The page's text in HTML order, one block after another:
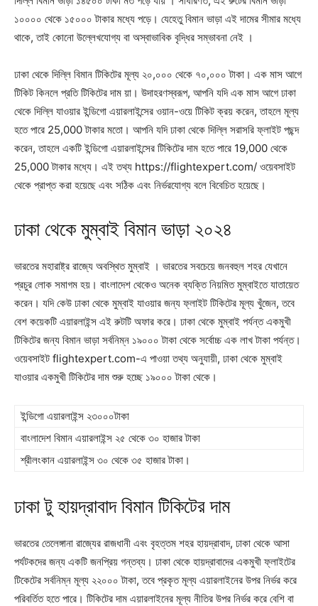
১০০০০ থেকে ১৫০০০ টাকার মধ্যে পড়ে। যেহেতু বিমান ভাড়া এই দামের সীমার মধ্যে
থাকে, তাই কোনো উল্লেখযোগ্য বা অস্বাভাবিক বৃদ্ধির সম্ভাবনা নেই ।
ঢাকা থেকে দিল্লি বিমান টিকিটের মূল্য ২০,০০০ থেকে ৭০,০০০ টাকা। এক মাস আগে
টিকিট কিনলে প্রতি টিকিটের দাম য়া। উদাহরণস্বরূপ, আপনি যদি এক মাস আগে ঢাকা
থেকে দিল্লি যাওয়ার ইন্ডিগো এয়ারলাইন্সের ওয়ান-ওয়ে টিকিট ক্রয় করেন, তাহলে মূল্য
হতে পারে 25,000 টাকার মতো। আপনি যদি ঢাকা থেকে দিল্লি সরাসরি ফ্লাইট পছন্দ
করেন, তাহলে একটি ইন্ডিগো এয়ারলাইন্সের টিকিটের দাম হতে পারে 19,000 থেকে
25,000 টাকার মধ্যে। এই তথ্য https://flightexpert.com/ ওয়েবসাইট
থেকে প্রাপ্ত করা হয়েছে এবং সঠিক এবং নির্ভরযোগ্য বলে বিবেচিত হয়েছে।
ঢাকা থেকে মুম্বাই বিমান ভাড়া ২০২৪
ভারতের মহারাষ্ট্র রাজ্যে অবস্থিত মুম্বাই । ভারতের সবচেয়ে জনবহুল শহর যেখানে
প্রচুর লোক সমাগম হয়। বাংলাদেশ থেকেও অনেক ব্যক্তি নিয়মিত মুম্বাইতে যাতায়েত
করেন। যদি কেউ ঢাকা থেকে মুম্বাই যাওয়ার জন্য ফ্লাইট টিকিটের মূল্য খুঁজেন, তবে
বেশ কয়েকটি এয়ারলাইন্স এই রুটটি অফার করে। ঢাকা থেকে মুম্বাই পর্যন্ত একমুখী
টিকিটের জন্য বিমান ভাড়া সর্বনিম্ন ১৯০০০ টাকা থেকে সর্বোচ্চ এক লাখ টাকা পর্যন্ত।
ওয়েবসাইট flightexpert.com-এ পাওয়া তথ্য অনুযায়ী, ঢাকা থেকে মুম্বাই
যাওয়ার একমুখী টিকিটের দাম শুরু হচ্ছে ১৯০০০ টাকা থেকে।
ইন্ডিগো এয়ারলাইন্স ২৩০০০টাকা
বাংলাদেশ বিমান এয়ারলাইন্স ২৫ থেকে ৩০ হাজার টাকা
শ্রীলংকান এয়ারলাইন্স ৩০ থেকে ৩৫ হাজার টাকা।
ঢাকা টু হায়দ্রাবাদ বিমান টিকিটের দাম
ভারতের তেলেঙ্গানা রাজ্যের রাজধানী এবং বৃহত্তম শহর হায়দ্রাবাদ, ঢাকা থেকে আসা
পর্যটকদের জন্য একটি জনপ্রিয় গন্তব্য। ঢাকা থেকে হায়দ্রাবাদের একমুখী ফ্লাইটের
টিকেটের সর্বনিম্ন মূল্য ২২০০০ টাকা, তবে প্রকৃত মূল্য এয়ারলাইনের উপর নির্ভর করে
পরিবর্তিত হতে পারে। টিকিটের দাম এয়ারলাইনের মূল্য নীতির উপর নির্ভর করে বেশি বা